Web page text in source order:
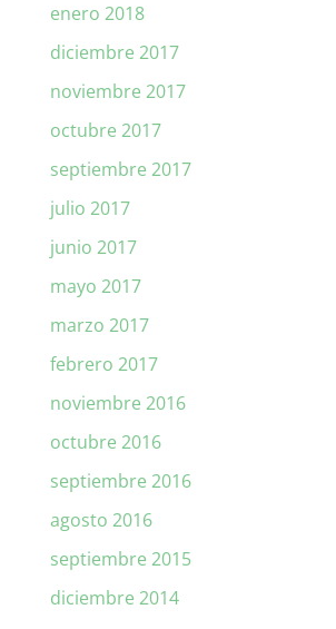
enero 2018
diciembre 2017
noviembre 2017
octubre 2017
septiembre 2017
julio 2017
junio 2017
mayo 2017
marzo 2017
febrero 2017
noviembre 2016
octubre 2016
septiembre 2016
agosto 2016
septiembre 2015
diciembre 2014